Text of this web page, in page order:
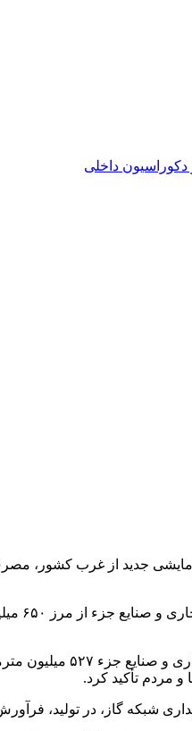
دکوراسیون داخلی
رئیس مرکز کنترل شبکه
شبکه گاز، در تولید، فرآورش